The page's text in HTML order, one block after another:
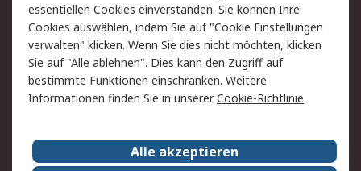
AGB
Datenschutz
Cookie-Richtlinie
Zahlungsbedingungen
Copyright/Impressum
Über RS
Karriere bei RS
Nachhaltigkeit
essentiellen Cookies einverstanden. Sie können Ihre
Cookies auswählen, indem Sie auf "Cookie Einstellungen
verwalten" klicken. Wenn Sie dies nicht möchten, klicken
Sie auf "Alle ablehnen". Dies kann den Zugriff auf
bestimmte Funktionen einschränken. Weitere
Informationen finden Sie in unsererCookie-Richtlinie.
Alle akzeptieren